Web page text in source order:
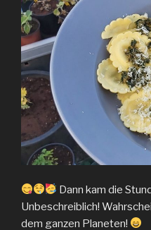
Dann kam die
Unbeschreiblich!
dem ganzen Planeten!